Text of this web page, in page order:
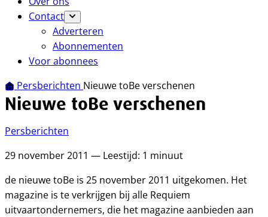
Contact
Adverteren
Abonnementen
Voor abonnees
Persberichten Nieuwe toBe verschenen
Nieuwe toBe verschenen
Persberichten
29 november 2011 — Leestijd: 1 minuut
de nieuwe toBe is 25 november 2011 uitgekomen. Het
magazine is te verkrijgen bij alle Requiem
uitvaartondernemers, die het magazine aanbieden aan